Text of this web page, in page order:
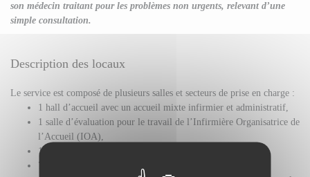
son médecin traitant pour les problèmes non urgents, relevant d’une
simple consultation.
Description des locaux
Le service est composé de plusieurs salles et secteurs de prise en charge :
1 hall d’accueil avec un accueil mixte infirmier et administratif,
1 salle d’évaluation pour le travail de l’Infirmière Organisatrice de
l’Accueil (IOA),
1 salle d’attente séparée par secteur : médecine et chirurgie,
7 salles d’examen,